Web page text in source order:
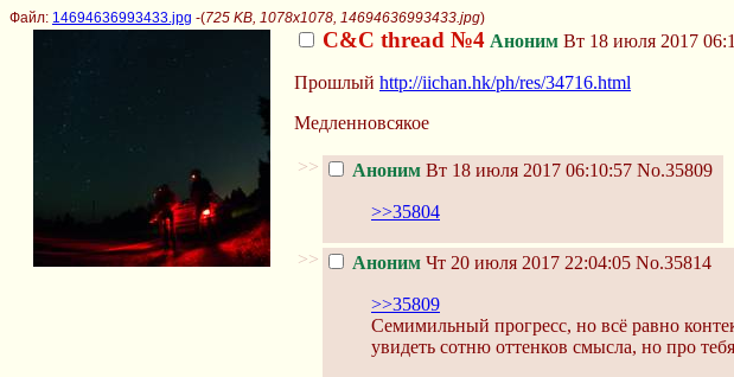
Файл: 14694636993433.jpg -(725 KB, 1078x1078, 14694636993433.jpg)
C&C thread №4 Аноним Вт 18 июля 2017
Прошлый http://iichan.hk/ph/res/34716.html
Медленновсякое
>> Аноним Вт 18 июля 2017 06:10:57 No.35809
>>35804
>> Аноним Чт 20 июля 2017 22:04:05 No.35814
>>35809
Семимильный прогресс, но всё равно
увидеть сотню оттенков смысла, но про